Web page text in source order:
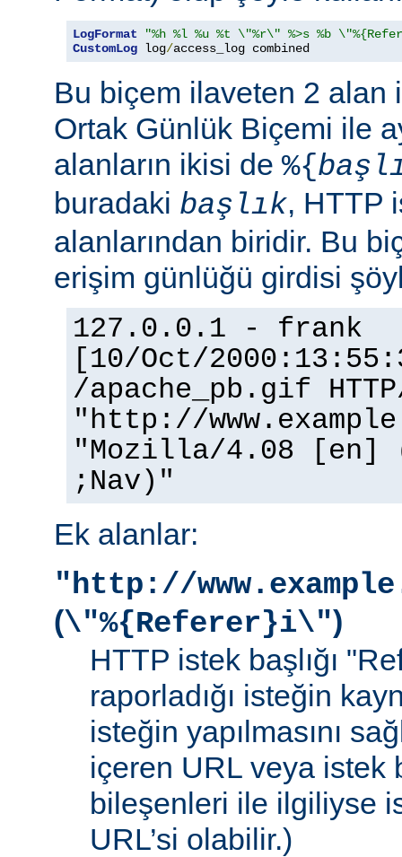
LogFormat
"%h %l %u %t \"%r\" %>s %b
CustomLog log/access_log combined
Bu biçem ilaveten 2 alan
Ortak Günlük Biçemi ile
alanların ikisi de %{
buradaki başlık, HTTP
alanlarından biridir. Bu
erişim günlüğü girdisi
127.0.0.1 - frank
[10/Oct/
/apache_pb.gif
"http://
"Mozilla/4.08 [en]
;Nav)"
Ek alanlar:
"http://
(\"%{Referer}i\")
HTTP istek başlığı
raporladığı isteğin
isteğin yapılmasını
içeren URL veya istek
bileşenleri ile ilgiliyse
URL’si olabilir.)